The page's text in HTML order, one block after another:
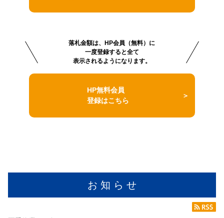
お 知 ら せ
落札金額は、HP会員（無料）に
一度登録すると全て
表示されるようになります。
HP無料会員
登録はこちら